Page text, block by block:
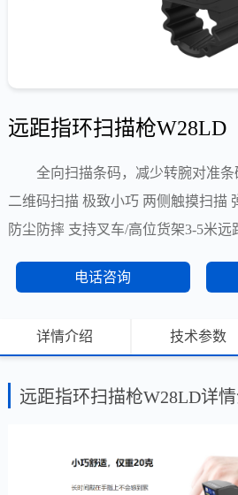
远距指环扫描枪W28LD
全向扫描条码，减少转腕对准条
二维码扫描 极致小巧 两侧触摸扫描
防尘防摔 支持叉车/高位货架3-5米远
电话咨询
详情介绍 技术参数
远距指环扫描枪W28LD详